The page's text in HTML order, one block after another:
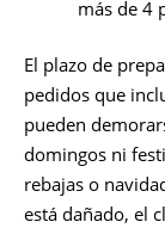
más de 4
El plazo de
pedidos que
pueden
domingos ni
rebajas o
está dañado, el